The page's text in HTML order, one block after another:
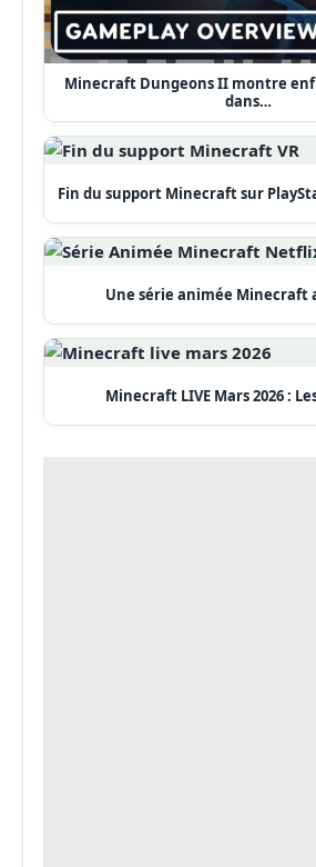
Minecraft Dungeons II montre
dans…
Fin du support Minecraft sur
Une série animée Minecraft
Minecraft LIVE Mars 2026 :